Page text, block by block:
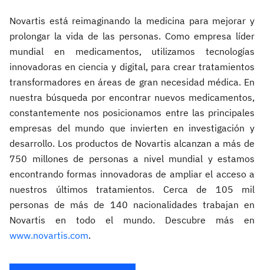
Novartis está reimaginando la medicina para mejorar y
prolongar la vida de las personas. Como empresa líder
mundial en medicamentos, utilizamos tecnologías
innovadoras en ciencia y digital, para crear tratamientos
transformadores en áreas de gran necesidad médica. En
nuestra búsqueda por encontrar nuevos medicamentos,
constantemente nos posicionamos entre las principales
empresas del mundo que invierten en investigación y
desarrollo. Los productos de Novartis alcanzan a más de
750 millones de personas a nivel mundial y estamos
encontrando formas innovadoras de ampliar el acceso a
nuestros últimos tratamientos. Cerca de 105 mil
personas de más de 140 nacionalidades trabajan en
Novartis en todo el mundo. Descubre más en
www.novartis.com.